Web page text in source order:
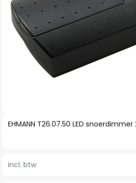
Ga
van
EHMANN T26.07.50 LED
incl. btw